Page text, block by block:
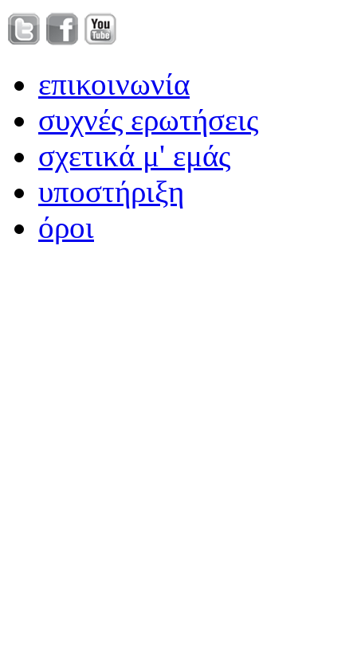
επικοινωνία
συχνές ερωτήσεις
σχετικά μ' εμάς
υποστήριξη
όροι